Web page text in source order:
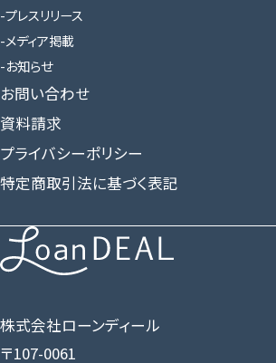
株式会社ローンディール
〒107-0061
プレスリリース
メディア掲載
お知らせ
お問い合わせ
資料請求
プライバシーポリシー
特定商取引法に基づく表記